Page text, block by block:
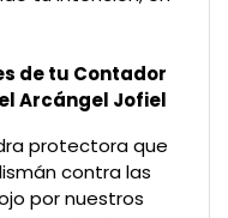
de tu Contador
Arcángel Jofiel
protectora que
contra las
por nuestros